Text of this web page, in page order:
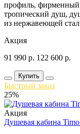
профиль, фирменный
тропический душ,
из нержавеющей
Акция
91 990 р. 122 600 р.
Купить
Быстрый заказ
25%
Акция
Душевая кабина